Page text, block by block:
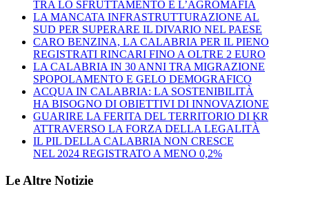
TRA LO SFRUTTAMENTO E L’AGROMAFIA
LA MANCATA INFRASTRUTTURAZIONE AL
SUD PER SUPERARE IL DIVARIO NEL PAESE
CARO BENZINA, LA CALABRIA PER IL PIENO
REGISTRATI RINCARI FINO A OLTRE 2 EURO
LA CALABRIA IN 30 ANNI TRA MIGRAZIONE
SPOPOLAMENTO E GELO DEMOGRAFICO
ACQUA IN CALABRIA: LA SOSTENIBILITÀ
HA BISOGNO DI OBIETTIVI DI INNOVAZIONE
GUARIRE LA FERITA DEL TERRITORIO DI KR
ATTRAVERSO LA FORZA DELLA LEGALITÀ
IL PIL DELLA CALABRIA NON CRESCE
NEL 2024 REGISTRATO A MENO 0,2%
Le Altre Notizie